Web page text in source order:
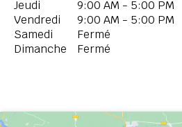
Jeudi
9:00 AM - 5:00 PM
Vendredi
9:00 AM - 5:00 PM
Samedi
Fermé
Dimanche
Fermé